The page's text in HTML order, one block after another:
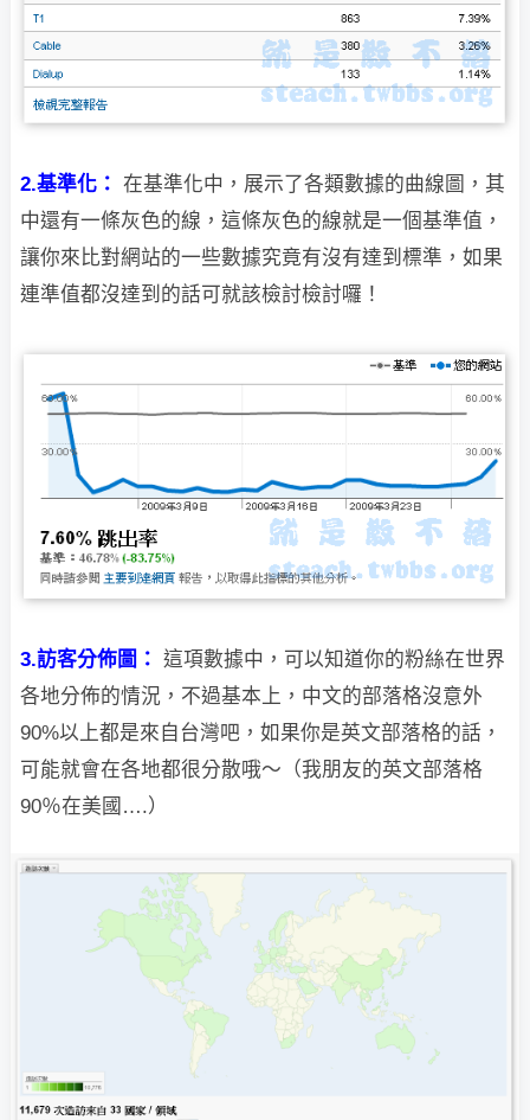
2.基準化： 在基準化中，展示了各類數據的曲線圖，其
中還有一條灰色的線， 這條灰色的線就是一個基準值，
讓你來比對網站的一些數據究竟有沒有達到標準，如果
連準值都沒達到的話可就該檢討檢討囉！
3.訪客分佈圖： 這項數據中，可以知道你的粉絲在世界
各地分佈的情況，不過基本上，中文的部落格沒意外
90%以上都是來自台灣吧，如果你是英文部落格的話，
可能就會在各地都很分散哦～（我朋友的英文部落格
90％在美國….）